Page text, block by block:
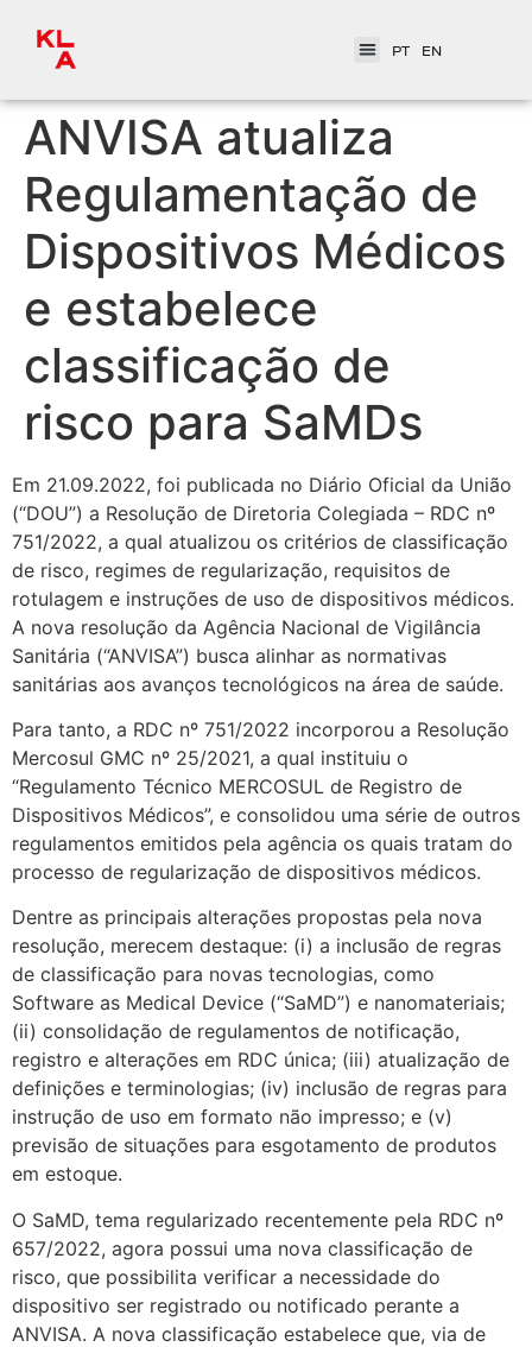
PT EN
ANVISA atualiza
Regulamentação de
Dispositivos Médicos
e estabelece
classificação de
risco para SaMDs
Em 21.09.2022, foi publicada no Diário Oficial da União
(“DOU”) a Resolução de Diretoria Colegiada – RDC nº
751/2022, a qual atualizou os critérios de classificação
de risco, regimes de regularização, requisitos de
rotulagem e instruções de uso de dispositivos médicos.
A nova resolução da Agência Nacional de Vigilância
Sanitária (“ANVISA”) busca alinhar as normativas
sanitárias aos avanços tecnológicos na área de saúde.
Para tanto, a RDC nº 751/2022 incorporou a Resolução
Mercosul GMC nº 25/2021, a qual instituiu o
“Regulamento Técnico MERCOSUL de Registro de
Dispositivos Médicos”, e consolidou uma série de outros
regulamentos emitidos pela agência os quais tratam do
processo de regularização de dispositivos médicos.
Dentre as principais alterações propostas pela nova
resolução, merecem destaque: (i) a inclusão de regras
de classificação para novas tecnologias, como
Software as Medical Device (“SaMD”) e nanomateriais;
(ii) consolidação de regulamentos de notificação,
registro e alterações em RDC única; (iii) atualização de
definições e terminologias; (iv) inclusão de regras para
instrução de uso em formato não impresso; e (v)
previsão de situações para esgotamento de produtos
em estoque.
O SaMD, tema regularizado recentemente pela RDC nº
657/2022, agora possui uma nova classificação de
risco, que possibilita verificar a necessidade do
dispositivo ser registrado ou notificado perante a
ANVISA. A nova classificação estabelece que, via de